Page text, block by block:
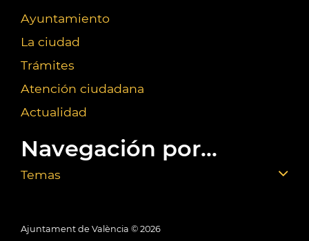
Ayuntamiento
La ciudad
Trámites
Atención ciudadana
Actualidad
Navegación por...
Temas
Ajuntament de València © 2026